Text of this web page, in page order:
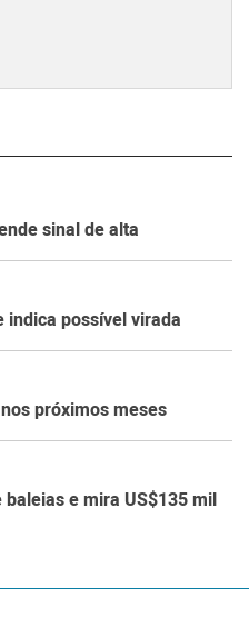
sinal de alta
indica possível virada
próximos meses
e mira US$135 mil